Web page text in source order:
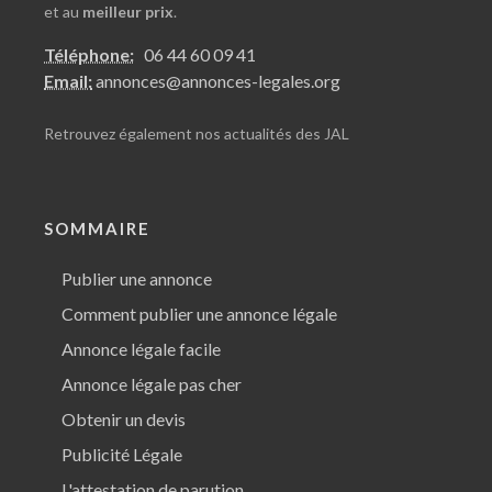
et au meilleur prix.
Téléphone: 06 44 60 09 41
Email:annonces@annonces-legales.org
Retrouvez également nos actualités des JAL
SOMMAIRE
Publier une annonce
Comment publier une annonce légale
Annonce légale facile
Annonce légale pas cher
Obtenir un devis
Publicité Légale